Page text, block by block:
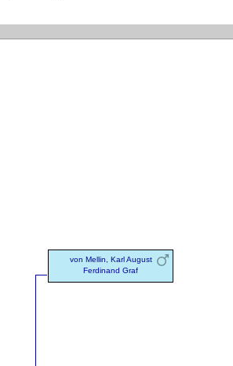
von Mellin, Karl August
Ferdinand Graf